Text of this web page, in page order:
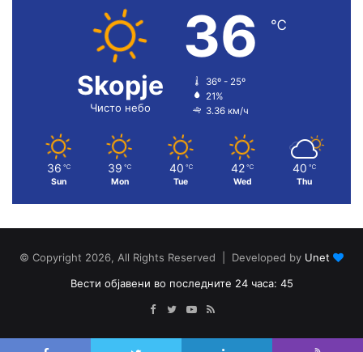
Skopje
Чисто небо
36 ℃
36º - 25º
21%
3.36 км/ч
36 ℃
Sun
39 ℃
Mon
40 ℃
Tue
42 ℃
Wed
40 ℃
Thu
© Copyright 2026, All Rights Reserved | Developed by Unet
Вести објавени во последните 24 часа: 45
Facebook
TwitterYouTube
RSS